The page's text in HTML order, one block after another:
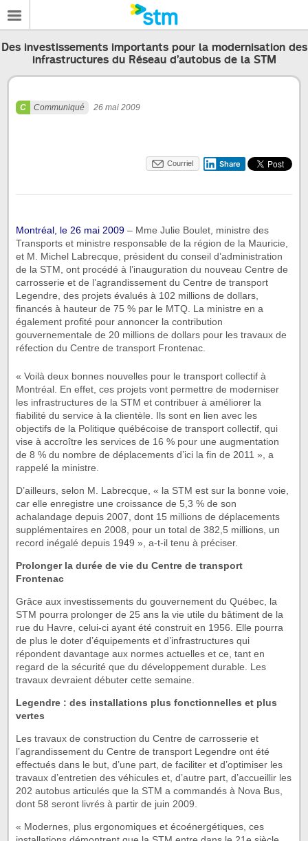
Des investissements importants pour la modernisation des
infrastructures du Réseau d’autobus de la STM
Communiqué 26 mai 2009
Courriel Share
Montréal, le 26 mai 2009 – Mme Julie Boulet, ministre des
Transports et ministre responsable de la région de la Mauricie,
et M. Michel Labrecque, président du conseil d’administration
de la STM, ont procédé à l’inauguration du nouveau Centre de
carrosserie et de l’agrandissement du Centre de transport
Legendre, des projets évalués à 102 millions de dollars,
financés à hauteur de 75 % par le MTQ. La ministre en a
également profité pour annoncer la contribution
gouvernementale de 20 millions de dollars pour les travaux de
réfection du Centre de transport Frontenac.
« Voilà deux bonnes nouvelles pour le transport collectif à
Montréal. En effet, ces projets vont permettre de moderniser
les infrastructures de la STM et contribuer à améliorer la
fiabilité du service à la clientèle. Ils sont en lien avec les
objectifs de la Politique québécoise de transport collectif, qui
vise à accroître les services de 16 % pour une augmentation
de 8 % du nombre de déplacements d’ici la fin de 2011 », a
rappelé la ministre.
D’ailleurs, selon M. Labrecque, « la STM est sur la bonne voie,
car elle enregistre une croissance de 5,3 % de son
achalandage depuis 2007, dont 15 millions de déplacements
supplémentaires en 2008, pour un total de 382,5 millions, un
record inégalé depuis 1949 », a-t-il tenu à préciser.
Prolonger la durée de vie du Centre de transport
Frontenac
Grâce aux investissements du gouvernement du Québec, la
STM pourra prolonger de 25 ans la vie utile du bâtiment de la
rue du Havre, celui-ci ayant été construit en 1956. Elle pourra
de plus le doter d’équipements et d’infrastructures qui
répondent davantage aux normes actuelles et ce, tant en
regard de la sécurité que du développement durable. Les
travaux devraient débuter cette semaine.
Legendre : des installations plus fonctionnelles et plus
vertes
Les travaux de construction du Centre de carrosserie et
l’agrandissement du Centre de transport Legendre ont été
effectués dans le but, d’une part, de faciliter et d’optimiser les
travaux d’entretien des véhicules et, d’autre part, d’accueillir les
202 autobus articulés que la STM a commandés à Nova Bus,
dont 58 seront livrés à partir de juin 2009.
« Modernes, plus ergonomiques et écoénergétiques, ces